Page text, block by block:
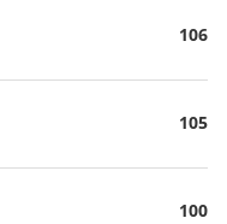
106
105
100